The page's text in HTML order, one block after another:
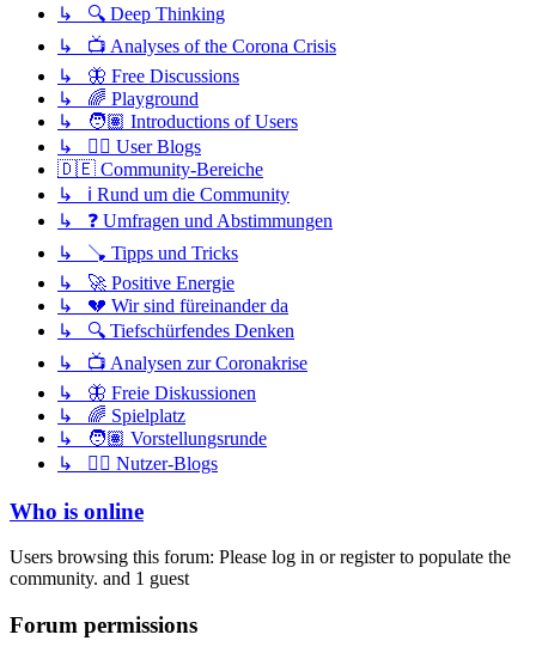
↳ 🔍 Deep Thinking
↳ 📺 Analyses of the Corona Crisis
↳ 🦋 Free Discussions
↳ 🌈 Playground
↳ 🧑🏽 Introductions of Users
↳ ✍🏽 User Blogs
🇩🇪 Community-Bereiche
↳ ℹ️ Rund um die Community
↳ ❓ Umfragen und Abstimmungen
↳ 🪠 Tipps und Tricks
↳ 🚀 Positive Energie
↳ 💔 Wir sind füreinander da
↳ 🔍 Tiefschürfendes Denken
↳ 📺 Analysen zur Coronakrise
↳ 🦋 Freie Diskussionen
↳ 🌈 Spielplatz
↳ 🧑🏽 Vorstellungsrunde
↳ ✍🏽 Nutzer-Blogs
Who is online
Users browsing this forum: Please log in or register to populate the
community. and 1 guest
Forum permissions